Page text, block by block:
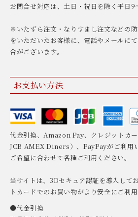
お問合せ対応は、土日・祝日を除く平日9
※いたずら注文・なりすまし注文などの
をいただいたお客様に、電話やメールに
合がございます。
お支払い方法
代金引換、Amazon Pay、クレジットカ
JCB AMEX Diners）、PayPayがご利用い
ご希望に合わせて各種ご利用ください。
当サイトは、3Dセキュア認証を導入して
トカードでのお買い物がより安全にご利用
●代金引換